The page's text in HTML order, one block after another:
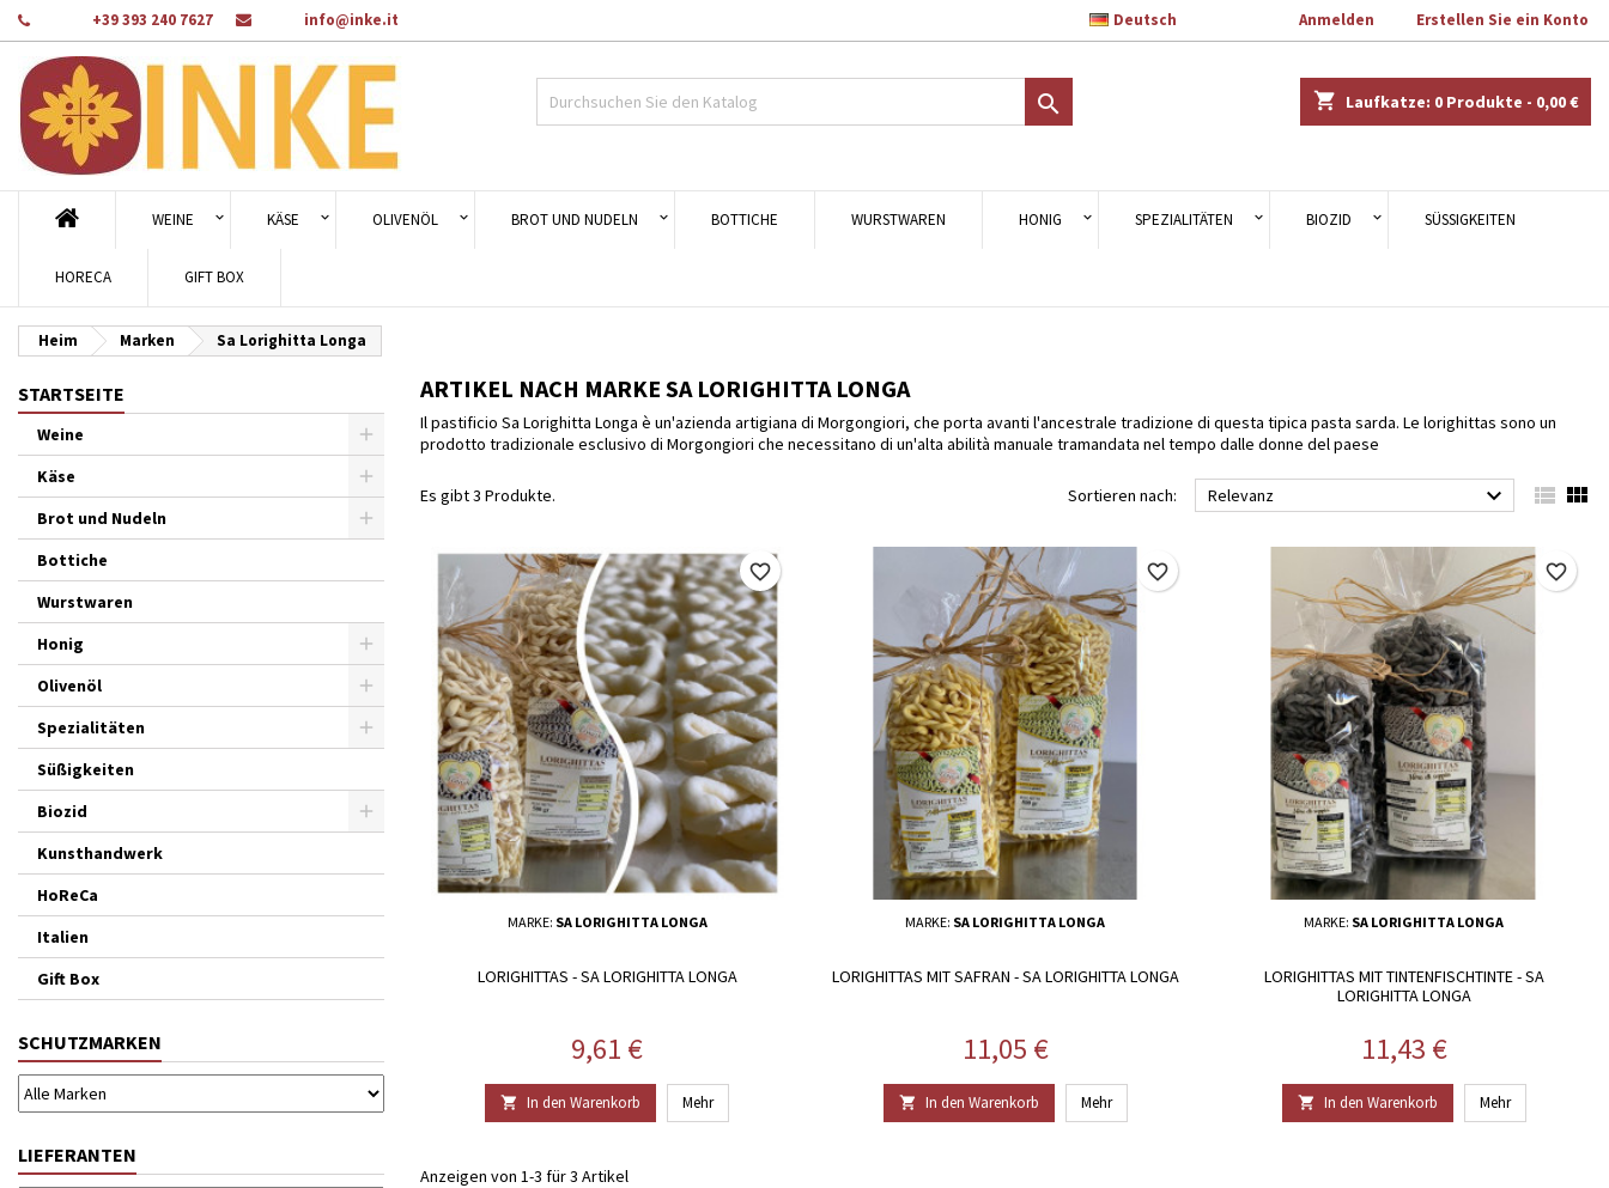
+39 393 240 7627 info@inke.it Anmelden Erstellen Sie ein Konto
Deutsch
shopping_cart Laufkatze: 0 Produkte - 0,00 €

WEINE KÄSE OLIVENÖL BROT UND NUDELN BOTTICHE WURSTWAREN HONIG SPEZIALITÄTEN BIOZID SÜSSIGKEITEN
HORECA GIFT BOX
Heim Marken Sa Lorighitta Longa
STARTSEITE
Weine
Käse
Brot und Nudeln
Bottiche
Wurstwaren
Honig
Olivenöl
Spezialitäten
Süßigkeiten
Biozid
Kunsthandwerk
HoReCa
Italien
Gift Box
SCHUTZMARKEN
LIEFERANTEN
ARTIKEL NACH MARKE SA LORIGHITTA LONGA
Il pastificio Sa Lorighitta Longa è un'azienda artigiana di Morgongiori, che porta avanti l'ancestrale tradizione di questa tipica pasta sarda. Le lorighittas sono un
prodotto tradizionale esclusivo di Morgongiori che necessitano di un'alta abilità manuale tramandata nel tempo dalle donne del paese
Es gibt 3 Produkte. Sortieren nach: Relevanz   
MARKE: SA LORIGHITTA LONGA
LORIGHITTAS - SA LORIGHITTA LONGA
Preis
9,61 €
 In den Warenkorb Mehr
favorite_border
MARKE: SA LORIGHITTA LONGA
LORIGHITTAS MIT SAFRAN - SA LORIGHITTA LONGA
Preis
11,05 €
 In den Warenkorb Mehr
favorite_border
MARKE: SA LORIGHITTA LONGA
LORIGHITTAS MIT TINTENFISCHTINTE - SA
LORIGHITTA LONGA
Preis
11,43 €
 In den Warenkorb Mehr
favorite_border
Anzeigen von 1-3 für 3 Artikel
Auf meine Wunschliste
Crea nuova lista
((modalTitle))
((confirmMessage))
Wunschliste erstellen
Anmelden
Sie müssen angemeldet sein, um Artikel Ihrer Wunschliste hinzufügen zu können.